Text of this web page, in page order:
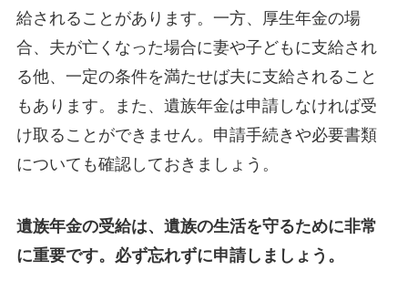
給されることがあります。一方、厚生年金の場
合、夫が亡くなった場合に妻や子どもに支給され
る他、一定の条件を満たせば夫に支給されること
もあります。また、遺族年金は申請しなければ受
け取ることができません。申請手続きや必要書類
についても確認しておきましょう。
遺族年金の受給は、遺族の生活を守るために非常
に重要です。必ず忘れずに申請しましょう。